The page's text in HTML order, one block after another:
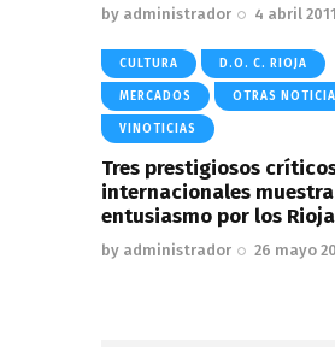
by administrador 4 abril 2011
CULTURA D.O. C. RIOJA
MERCADOS OTRAS
VINOTICIAS
Tres prestigiosos
internacionales
entusiasmo por los
by administrador 26 mayo